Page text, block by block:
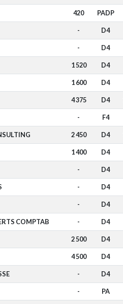
420 PADP
- D4
- D4
1 520 D4
1 600 D4
4 375 D4
- F4
2 450 D4
1 400 D4
- D4
- D4
- D4
COMPTAB - D4
2 500 D4
4 500 D4
- D4
- PA